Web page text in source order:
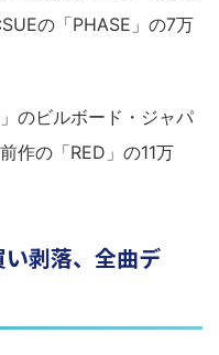
の「PHASE」の7万
のビルボード・ジャパ
作の「RED」の11万
剥落、全曲デ